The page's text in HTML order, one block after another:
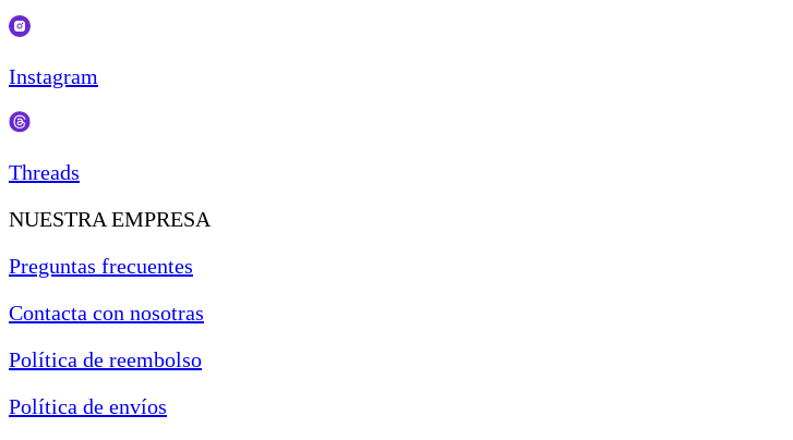
Instagram
Threads
NUESTRA EMPRESA
Preguntas frecuentes
Contacta con nosotras
Política de reembolso
Política de envíos